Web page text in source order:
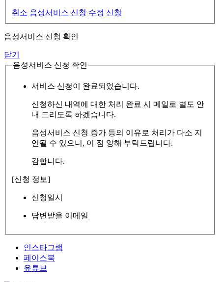
취소 음성서비스 신청 수정 신청
음성서비스 신청 확인
닫기
음성서비스 신청 확인
서비스 신청이 완료되었습니다.
신청하신 내역에 대한 처리 완료 시 메일로 별도 안
내 드리도록 하겠습니다.
음성서비스 신청 증가 등의 이유로 처리가 다소 지
연될 수 있으니, 이 점 양해 부탁드립니다.
감합니다.
[신청 정보]
신청일시
답변받을 이메일
인스타그램
페이스북
유튜브